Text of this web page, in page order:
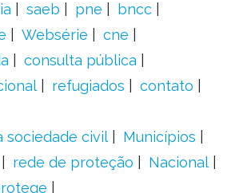
saeb pne
bncc
Websérie
cne
consulta pública
refugiados
contato
sociedade civil
Municípios
rede de proteção
Nacional